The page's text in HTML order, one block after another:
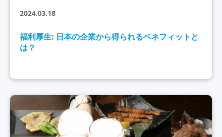
2024.03.18
福利厚生: 日本の企業から得られるベネフィットと
は？